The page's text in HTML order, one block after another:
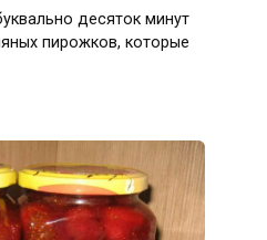
десяток минут
пирожков, которые